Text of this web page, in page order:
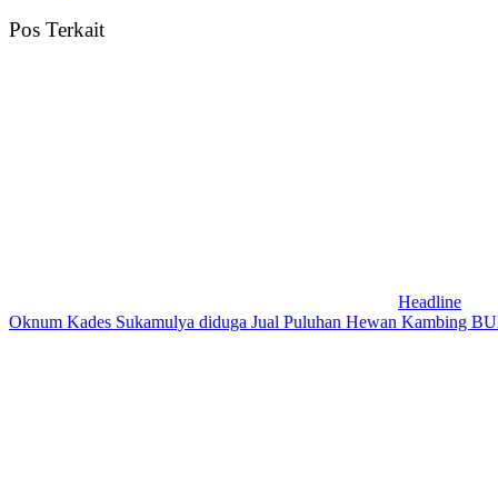
Pos Terkait
Headline
Oknum Kades Sukamulya diduga Jual Puluhan Hewan Kambing